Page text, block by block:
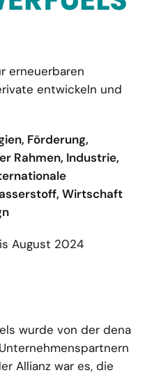
erneuerbaren
entwickeln und
Förderung,
Rahmen, Industrie,
Wirtschaft
August 2024
wurde von der dena
Allianz war es, die